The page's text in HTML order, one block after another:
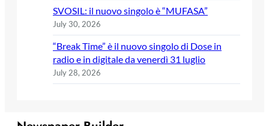
SVOSIL: il nuovo singolo è “MUFASA”
July 30, 2026
“Break Time” è il nuovo singolo di Dose in
radio e in digitale da venerdì 31 luglio
July 28, 2026